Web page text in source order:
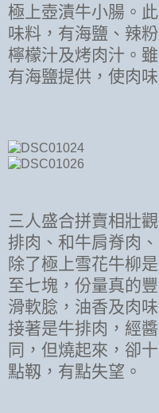
極上壺漬牛小腸。
味料，有海鹽、辣
檸檬汁及烤肉汁。
有海鹽提供，使肉
三人盛合拼賣相壯
排肉、和牛肩脊肉
除了極上雪花牛柳
至七塊，份量真的
滑軟腍，油香及肉
接著是牛排肉，經
同，但燒起來，卻
點靱，有點失望。